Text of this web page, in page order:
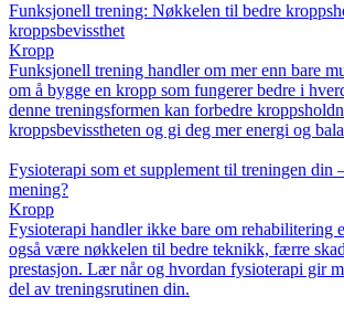
Funksjonell trening: Nøkkelen til bedre
kroppsbevissthet
Kropp
Funksjonell trening handler om mer enn bare
om å bygge en kropp som fungerer bedre i
denne treningsformen kan forbedre
kroppsbevisstheten og gi deg mer energi og
Fysioterapi som et supplement til treningen din
mening?
Kropp
Fysioterapi handler ikke bare om rehabilitering
også være nøkkelen til bedre teknikk, færre
prestasjon. Lær når og hvordan fysioterapi gir
del av treningsrutinen din.